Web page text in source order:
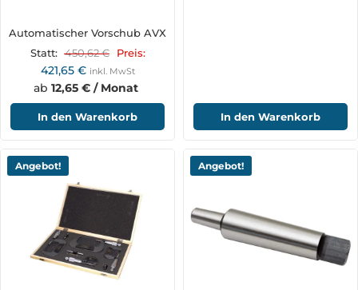
Automatischer Vorschub AVX
Statt: 450,62€ Preis:
421,65 € inkl. MwSt
ab 12,65 € / Monat
In den Warenkorb In den Warenkorb
Angebot! Angebot!